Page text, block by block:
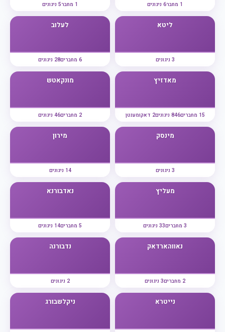
1 מחבר 6 ניגונים 1 מחבר 5 ניגונים
ליטא
3 ניגונים
לעלוב
6 מחברים 28 ניגונים
מאדזיץ
15 מחברים 846 ניגונים 2 דאקומענטן
מונקאטש
2 מחברים 46 ניגונים
מינסק
3 ניגונים
מירון
14 ניגונים
מעליץ
3 מחברים 33 ניגונים
נאדבורנא
5 מחברים 14 ניגונים
נאווהארדאק
2 מחברים 3 ניגונים
נדבורנה
2 ניגונים
נייטרא ניקלשבורג